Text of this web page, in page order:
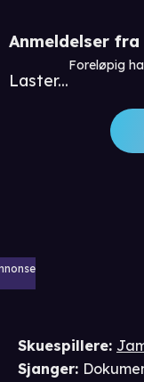
Anmeldelser
Laster...
Foreløpig
Skuespillere:
Sjanger: